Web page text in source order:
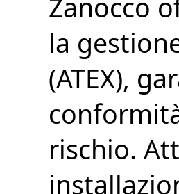
Zanocco
la
(ATEX),
rischio.